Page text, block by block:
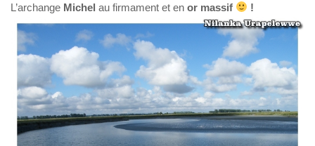
L’archange Michel au firmament et en or massif !